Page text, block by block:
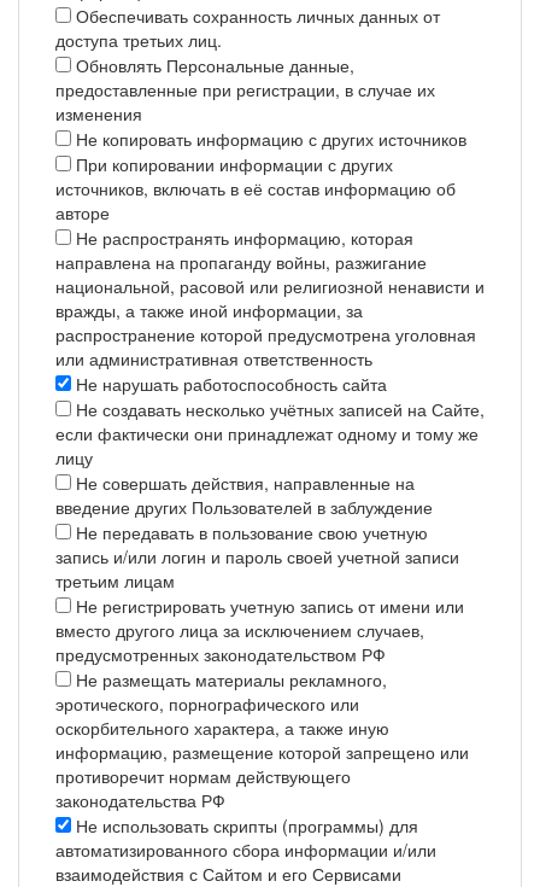
Обеспечивать сохранность личных данных от
доступа третьих лиц.
Обновлять Персональные данные,
предоставленные при регистрации, в случае их
изменения
Не копировать информацию с других источников
При копировании информации с других
источников, включать в её состав информацию об
авторе
Не распространять информацию, которая
направлена на пропаганду войны, разжигание
национальной, расовой или религиозной ненависти и
вражды, а также иной информации, за
распространение которой предусмотрена уголовная
или административная ответственность
Не нарушать работоспособность сайта
Не создавать несколько учётных записей на Сайте,
если фактически они принадлежат одному и тому же
лицу
Не совершать действия, направленные на
введение других Пользователей в заблуждение
Не передавать в пользование свою учетную
запись и/или логин и пароль своей учетной записи
третьим лицам
Не регистрировать учетную запись от имени или
вместо другого лица за исключением случаев,
предусмотренных законодательством РФ
Не размещать материалы рекламного,
эротического, порнографического или
оскорбительного характера, а также иную
информацию, размещение которой запрещено или
противоречит нормам действующего
законодательства РФ
Не использовать скрипты (программы) для
автоматизированного сбора информации и/или
взаимодействия с Сайтом и его Сервисами